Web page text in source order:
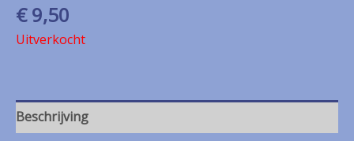
€9,50
Uitverkocht
Beschrijving